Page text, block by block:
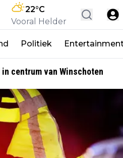
22°C
Vooral Helder
Politiek
centrum van Winschoten